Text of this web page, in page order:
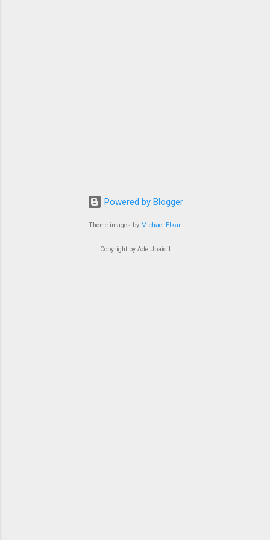
Powered by Blogger
Theme images by Michael Elkan
Copyright by Ade Ubaidil